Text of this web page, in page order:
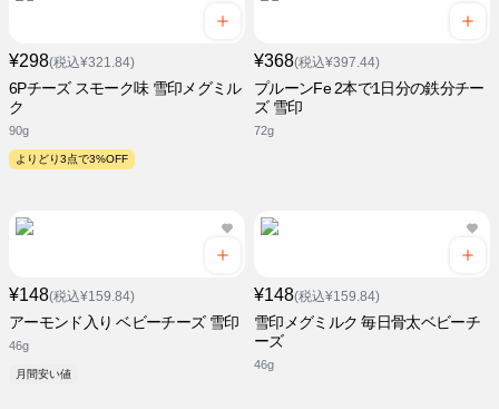
¥298(税込¥321.84)
6Pチーズ スモーク味 雪印メグミル
ク
90g
よりどり3点で3%OFF
¥368(税込¥397.44)
プルーンFe 2本で1日分の鉄分チー
ズ 雪印
72g
¥148(税込¥159.84)
アーモンド入り ベビーチーズ 雪印
46g
月間安い値
¥148(税込¥159.84)
雪印メグミルク 毎日骨太ベビーチ
ーズ
46g